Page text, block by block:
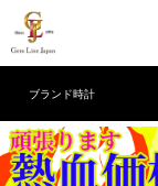
ブランド時計